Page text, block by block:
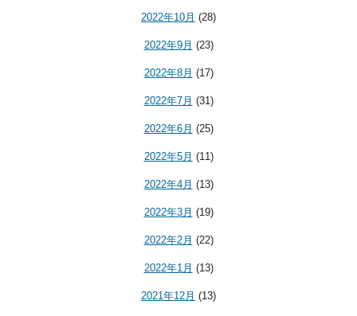
2022年10月 (28)
2022年9月 (23)
2022年8月 (17)
2022年7月 (31)
2022年6月 (25)
2022年5月 (11)
2022年4月 (13)
2022年3月 (19)
2022年2月 (22)
2022年1月 (13)
2021年12月 (13)